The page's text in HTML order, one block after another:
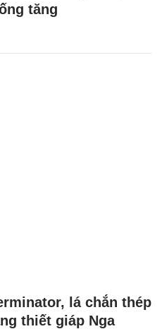
tăng
lá chắn thép
thiết giáp Nga